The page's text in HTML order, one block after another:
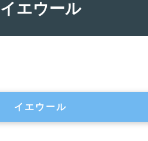
イエウール
イエウール